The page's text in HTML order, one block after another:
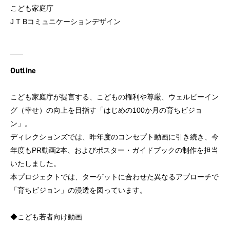
こども家庭庁
J T Bコミュニケーションデザイン
Outline
こども家庭庁が提言する、こどもの権利や尊厳、ウェルビーイン
グ（幸せ）の向上を目指す「はじめの100か月の育ちビジョ
ン」。
ディレクションズでは、昨年度のコンセプト動画に引き続き、今
年度もPR動画2本、およびポスター・ガイドブックの制作を担当
いたしました。
本プロジェクトでは、ターゲットに合わせた異なるアプローチで
「育ちビジョン」の浸透を図っています。
◆こども若者向け動画